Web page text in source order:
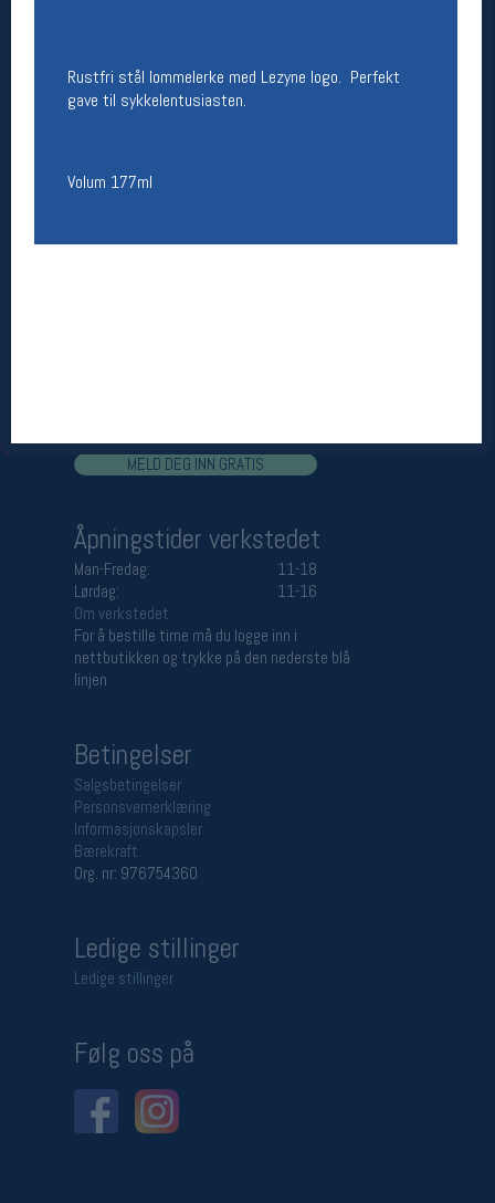
Rustfri stål lommelerke med Lezyne logo. Perfekt
gave til sykkelentusiasten.
Volum 177ml
Telefon: 23 32 62 00
(telefontid man-fredag klokken 10-13)
Åpningstider butikk
Medlemstilbud og aktiviteter
MELD DEG INN GRATIS
Åpningstider verkstedet
Man-Fredag:
11-18
Lørdag:
11-16
Om verkstedet
For å bestille time må du logge inn i
nettbutikken og trykke på den nederste blå
linjen
Betingelser
Salgsbetingelser
Personsvernerklæring
Informasjonskapsler
Bærekraft
Org. nr: 976754360
Ledige stillinger
Ledige stillinger
Følg oss på